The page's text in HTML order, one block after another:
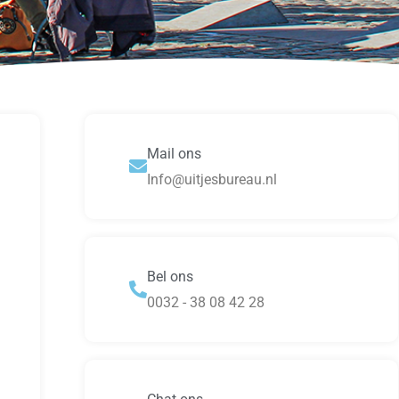
Mail ons
Info@uitjesbureau.nl
Bel ons
0032 - 38 08 42 28